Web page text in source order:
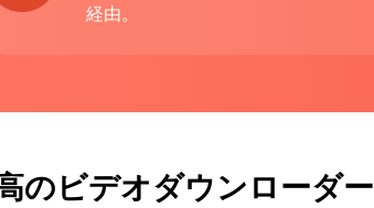
経由。
のビデオダウンローダー